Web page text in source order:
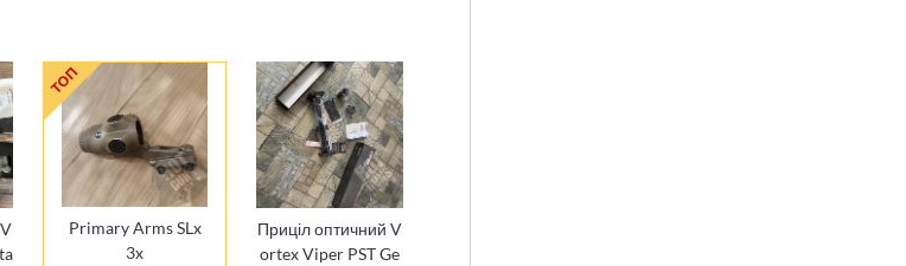
ТОП
Primary Arms SLx
3x
Приціл оптичний V
ortex Viper PST Ge